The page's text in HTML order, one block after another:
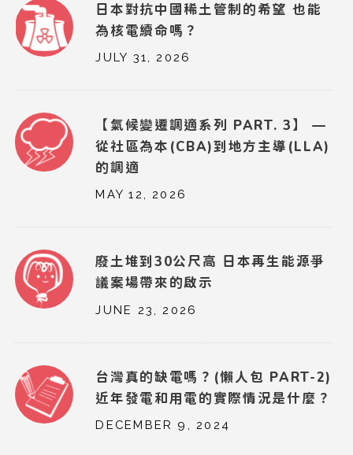
日本對抗中國稀土管制的希望 也能
為核電續命嗎？
JULY 31, 2026
【氣候變遷調適系列 PART. 3】 —
從社區為本(CBA)到地方主導(LLA)
的調適
MAY 12, 2026
廢土堆到30公尺高 日本再生能源爭
議案場帶來的啟示
JUNE 23, 2026
台灣真的缺電嗎？(懶人包 PART-2)
近年發電和用電的實際情況是什麼？
DECEMBER 9, 2024